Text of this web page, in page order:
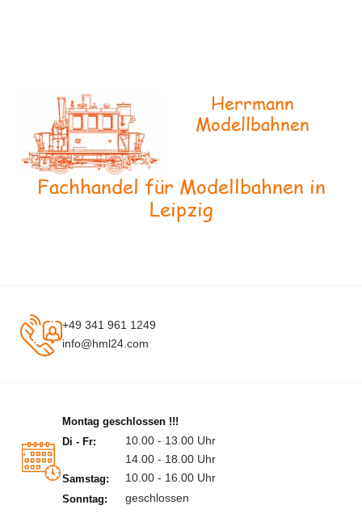
Herrmann
Modellbahnen
Fachhandel für Modellbahnen in
Leipzig
+49 341 961 1249
info@hml24.com
Montag geschlossen !!!
Di - Fr:
10.00 - 13.00 Uhr
14.00 - 18.00 Uhr
Samstag: 10.00 - 16.00 Uhr
Sonntag: geschlossen